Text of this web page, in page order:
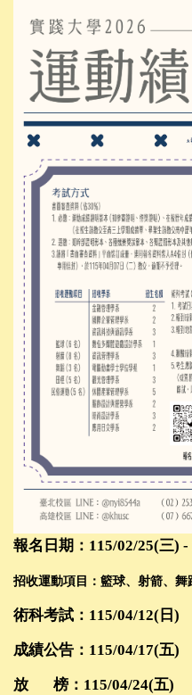
報名日期：115/02/25(三) -
招收運動項目：籃球、射箭、
術科考試：115/04/12(日)
成績公告：115/04/17(五)
放 榜：115/04/24(五)